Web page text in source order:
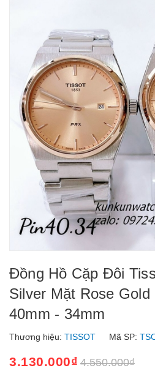
Đồng Hồ Cặp Đôi
Silver Mặt Rose Gold
40mm - 34mm
Thương hiệu: TISSOT Mã SP:
3.130.000₫ 4.550.000₫